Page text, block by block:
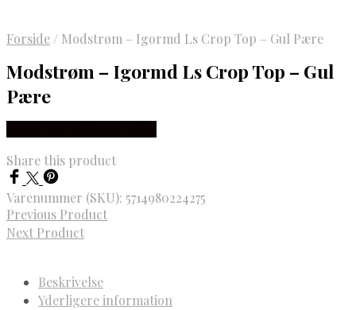
Forside / Modstrøm – Igormd Ls Crop Top – Gul Pære
Modstrøm – Igormd Ls Crop Top – Gul
Pære
Share this product
Varenummer (SKU): 5714980224275
Previous Product
Next Product
Beskrivelse
Yderligere information